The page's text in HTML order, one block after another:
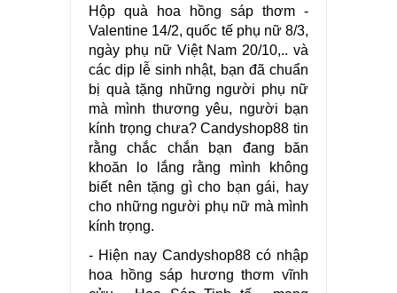
Hộp quà hoa hồng sáp thơm -
Valentine 14/2, quốc tế phụ nữ 8/3,
ngày phụ nữ Việt Nam 20/10,.. và
các dịp lễ sinh nhật, bạn đã chuẩn
bị quà tặng những người phụ nữ
mà mình thương yêu, người bạn
kính trọng chưa? Candyshop88 tin
rằng chắc chắn bạn đang băn
khoăn lo lắng rằng mình không
biết nên tặng gì cho bạn gái, hay
cho những người phụ nữ mà mình
kính trọng.
- Hiện nay Candyshop88 có nhập
hoa hồng sáp hương thơm vĩnh